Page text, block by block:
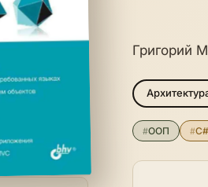
Григорий
#ООП #C#